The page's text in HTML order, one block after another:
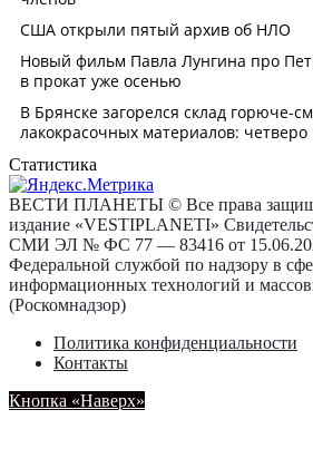
Статистика
ВЕСТИ ПЛАНЕТЫ © Все права
издание «VESTIPLANETI»
СМИ ЭЛ № ФС 77 — 83416 от
Федеральной службой по надзору в
информационных технологий и
(Роскомнадзор)
Политика конфиденциальности
Контакты
Кнопка «Наверх»